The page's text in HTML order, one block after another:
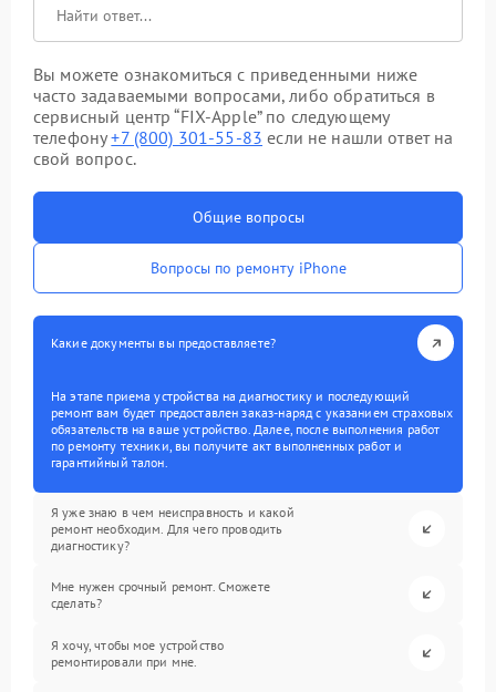
Вы можете ознакомиться с приведенными ниже
часто задаваемыми вопросами, либо обратиться в
сервисный центр “FIX-Apple” по следующему
телефону+7 (800) 301-55-83 если не нашли ответ на
свой вопрос.
Общие вопросы
Вопросы по ремонту iPhone
Какие документы вы предоставляете?
На этапе приема устройства на диагностику и последующий
ремонт вам будет предоставлен заказ-наряд с указанием страховых
обязательств на ваше устройство. Далее, после выполнения работ
по ремонту техники, вы получите акт выполненных работ и
гарантийный талон.
Я уже знаю в чем неисправность и какой
ремонт необходим. Для чего проводить
диагностику?
Мне нужен срочный ремонт. Сможете
сделать?
Я хочу, чтобы мое устройство
ремонтировали при мне.